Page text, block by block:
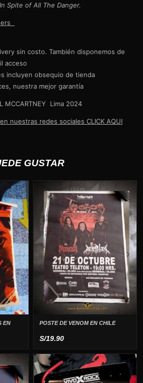
In Spite of All The Danger.
sin costo. También disponemos de
acceso
incluyen obsequio de tienda
nuestra mejor garantía
MCCARTNEY Lima 2024
nuestras redes sociales CLICK AQUI
GUSTAR
POSTE DE VENOM EN CHILE
S/19.90